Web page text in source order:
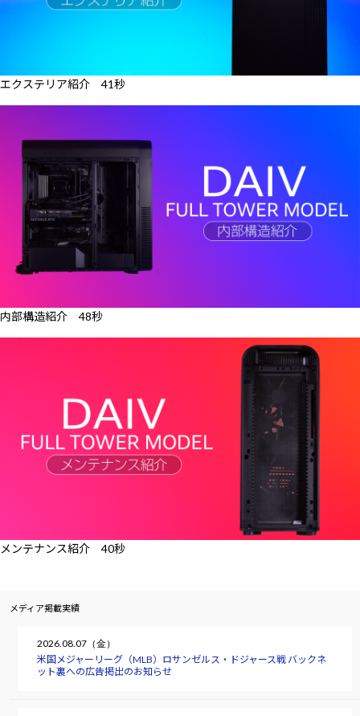
エクステリア紹介 41秒
内部構造紹介 48秒
メンテナンス紹介 40秒
メディア掲載実績
2026.08.07（金）
米国メジャーリーグ（MLB）ロサンゼルス・ドジャース戦 バックネ
ット裏への広告掲出のお知らせ